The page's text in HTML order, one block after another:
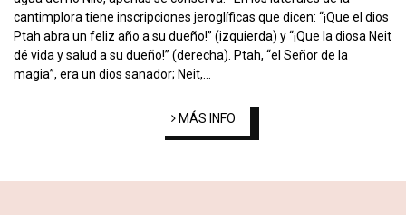
cantimplora tiene inscripciones jeroglíficas que dicen: “¡Que el dios
Ptah abra un feliz año a su dueño!” (izquierda) y “¡Que la diosa Neit
dé vida y salud a su dueño!” (derecha). Ptah, “el Señor de la
magia”, era un dios sanador; Neit,…
MÁS INFO